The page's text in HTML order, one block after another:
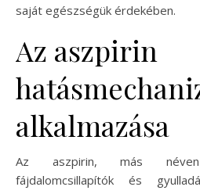
saját egészségük érdekében.
Az aszpirin
alkalmazása
Az aszpirin, más néven
fájdalomcsillapítók és